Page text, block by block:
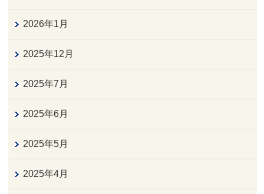
2026年1月
2025年12月
2025年7月
2025年6月
2025年5月
2025年4月